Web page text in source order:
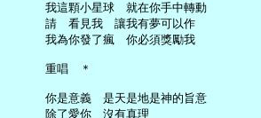
     我這顆小星球　就在你手中轉動
     請　看見我　讓我有夢可以作
     我為你發了瘋　你必須獎勵我
     重唱　＊
     你是意義　是天是地是神的旨意
     除了愛你　沒有真理